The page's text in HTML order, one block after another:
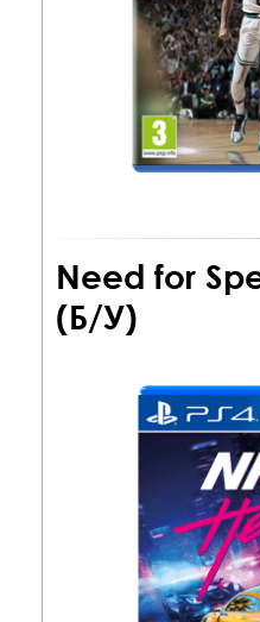
Need for
(Б/У)